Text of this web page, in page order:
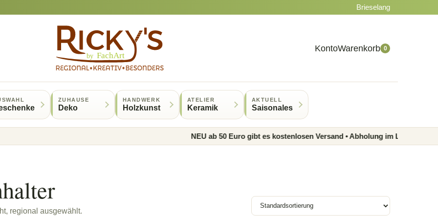
Brieselang
KontoWarenkorb 0
ZUHAUSE
Deko
HANDWERK
Holzkunst
ATELIER
Keramik
AKTUELL
Saisonales
NEU ab 50 Euro gibt es kostenlosen Versand • Abholung im Laden möglich •
regional ausgewählt.